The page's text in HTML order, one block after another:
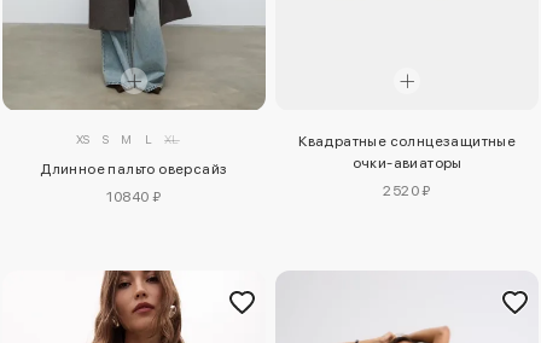
XS S M L XL
Длинное пальто оверсайз
10840 ₽
Квадратные солнцезащитные
очки-авиаторы
2520 ₽